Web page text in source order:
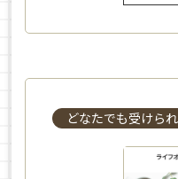
どなたでも受けら